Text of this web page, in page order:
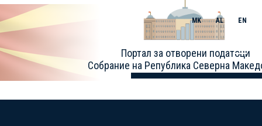
Портал за отворени податоци
Собрание на Република Северна
MK AL EN
Toggle